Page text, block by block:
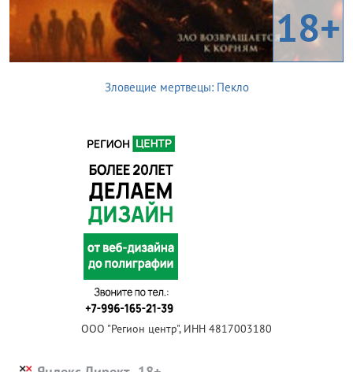
18+
Зловещие мертвецы: Пекло
ООО "Регион центр", ИНН 4817003180